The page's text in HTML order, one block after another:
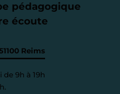
pédagogique
écoute
Reims
9h à 19h